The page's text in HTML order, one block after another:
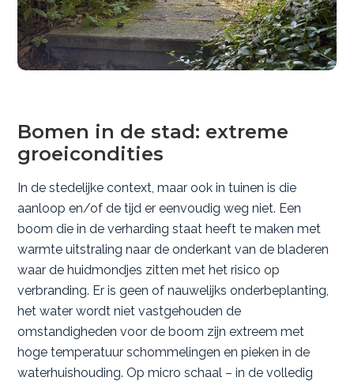
Bomen in de stad: extreme
groeicondities
In de stedelijke context, maar ook in tuinen is die
aanloop en/of de tijd er eenvoudig weg niet. Een
boom die in de verharding staat heeft te maken met
warmte uitstraling naar de onderkant van de bladeren
waar de huidmondjes zitten met het risico op
verbranding. Er is geen of nauwelijks onderbeplanting,
het water wordt niet vastgehouden de
omstandigheden voor de boom zijn extreem met
hoge temperatuur schommelingen en pieken in de
waterhuishouding. Op micro schaal – in de volledig